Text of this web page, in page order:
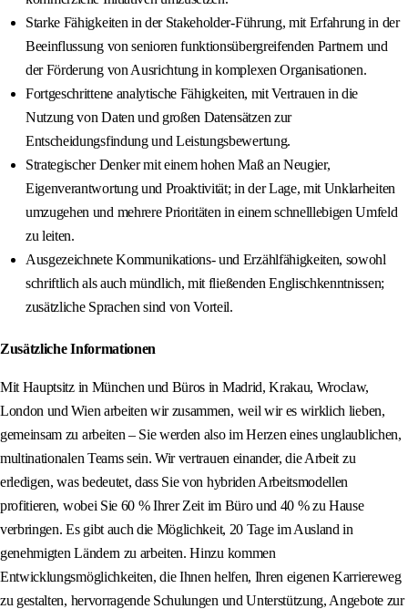
Starke Fähigkeiten in der Stakeholder-Führung, mit Erfahrung in der
Beeinflussung von senioren funktionsübergreifenden Partnern und
der Förderung von Ausrichtung in komplexen Organisationen.
Fortgeschrittene analytische Fähigkeiten, mit Vertrauen in die
Nutzung von Daten und großen Datensätzen zur
Entscheidungsfindung und Leistungsbewertung.
Strategischer Denker mit einem hohen Maß an Neugier,
Eigenverantwortung und Proaktivität; in der Lage, mit Unklarheiten
umzugehen und mehrere Prioritäten in einem schnelllebigen Umfeld
zu leiten.
Ausgezeichnete Kommunikations- und Erzählfähigkeiten, sowohl
schriftlich als auch mündlich, mit fließenden Englischkenntnissen;
zusätzliche Sprachen sind von Vorteil.
Zusätzliche Informationen
Mit Hauptsitz in München und Büros in Madrid, Krakau, Wroclaw,
London und Wien arbeiten wir zusammen, weil wir es wirklich lieben,
gemeinsam zu arbeiten – Sie werden also im Herzen eines unglaublichen,
multinationalen Teams sein. Wir vertrauen einander, die Arbeit zu
erledigen, was bedeutet, dass Sie von hybriden Arbeitsmodellen
profitieren, wobei Sie 60 % Ihrer Zeit im Büro und 40 % zu Hause
verbringen. Es gibt auch die Möglichkeit, 20 Tage im Ausland in
genehmigten Ländern zu arbeiten. Hinzu kommen
Entwicklungsmöglichkeiten, die Ihnen helfen, Ihren eigenen Karriereweg
zu gestalten, hervorragende Schulungen und Unterstützung, Angebote zur